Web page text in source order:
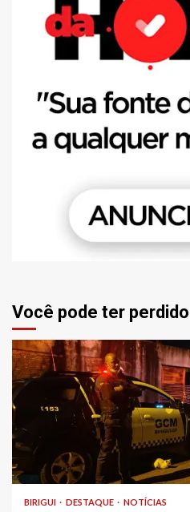
Você pode ter perdido
BIRIGUI DESTAQUE NOTÍCIAS